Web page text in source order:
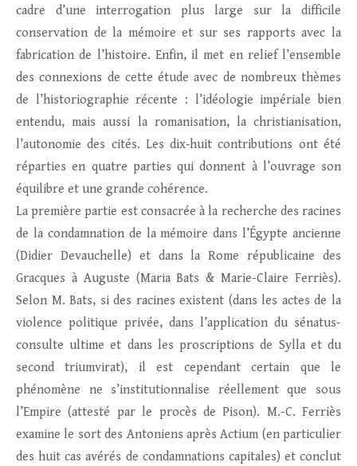
cadre d’une interrogation plus large sur la difficile
conservation de la mémoire et sur ses rapports avec la
fabrication de l’histoire. Enfin, il met en relief l’ensemble
des connexions de cette étude avec de nombreux thèmes
de l’historiographie récente : l’idéologie impériale bien
entendu, mais aussi la romanisation, la christianisation,
l’autonomie des cités. Les dix‑huit contributions ont été
réparties en quatre parties qui donnent à l’ouvrage son
équilibre et une grande cohérence.
La première partie est consacrée à la recherche des racines
de la condamnation de la mémoire dans l’Égypte ancienne
(Didier Devauchelle) et dans la Rome républicaine des
Gracques à Auguste (Maria Bats & Marie-Claire Ferriès).
Selon M. Bats, si des racines existent (dans les actes de la
violence politique privée, dans l’application du sénatus-
consulte ultime et dans les proscriptions de Sylla et du
second triumvirat), il est cependant certain que le
phénomène ne s’institutionnalise réellement que sous
l’Empire (attesté par le procès de Pison). M.-C. Ferriès
examine le sort des Antoniens après Actium (en particulier
des huit cas avérés de condamnations capitales) et conclut